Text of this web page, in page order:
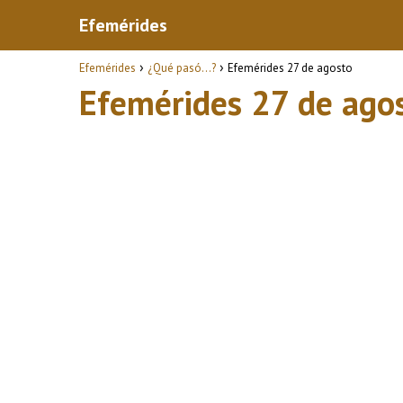
Efemérides
Efemérides ¿Qué pasó...? Efemérides 27 de agosto
Efemérides 27 de